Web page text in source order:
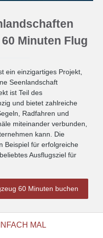
Minuten Flug
ein einzigartiges Projekt,
Seenlandschaft
ist Teil des
und bietet zahlreiche
Radfahren und
miteinander verbunden,
kann. Die
Beispiel für erfolgreiche
Ausflugsziel für
60 Minuten buchen
MAL